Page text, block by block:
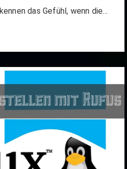
das Gefühl, wenn die…